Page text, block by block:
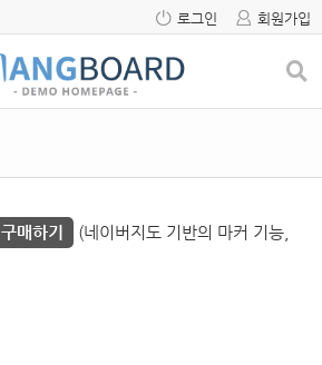
로그인 회원가입
구매하기
(네이버지도 기반의 마커 기능,